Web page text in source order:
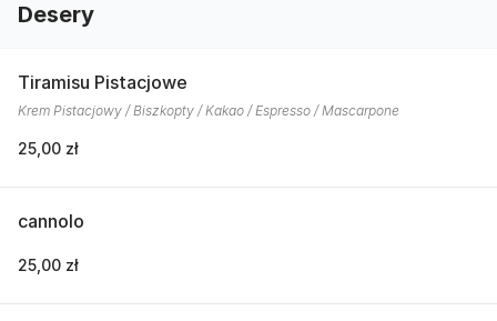
Desery
Tiramisu Pistacjowe
Krem Pistacjowy / Biszkopty / Kakao / Espresso / Mascarpone
25,00 zł
cannolo
25,00 zł